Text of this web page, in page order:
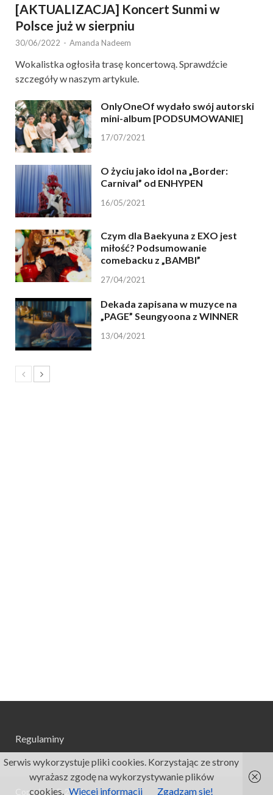
[AKTUALIZACJA] Koncert Sunmi w
Polsce już w sierpniu
30/06/2022 - Amanda Nadeem
Wokalistka ogłosiła trasę koncertową. Sprawdźcie
szczegóły w naszym artykule.
OnlyOneOf wydało swój autorski
mini-album [PODSUMOWANIE]
17/07/2021
O życiu jako idol na „Border:
Carnival” od ENHYPEN
16/05/2021
Czym dla Baekyuna z EXO jest
miłość? Podsumowanie
comebacku z „BAMBI”
27/04/2021
Dekada zapisana w muzyce na
„PAGE” Seungyoona z WINNER
13/04/2021
Regulaminy
Copyright © 2026.
Serwis wykorzystuje pliki cookies. Korzystając ze strony
wyrażasz zgodę na wykorzystywanie plików
cookies. Więcej informacji Zgadzam się!